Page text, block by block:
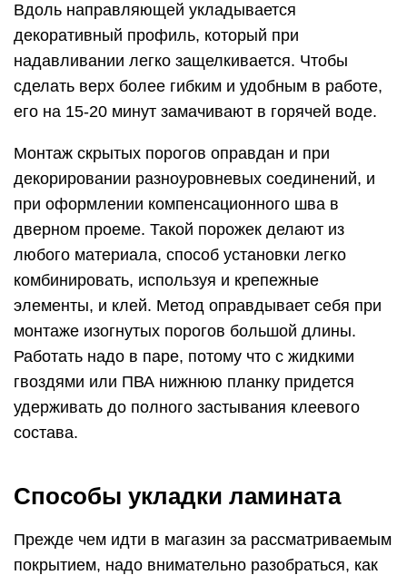
Вдоль направляющей укладывается
декоративный профиль, который при
надавливании легко защелкивается. Чтобы
сделать верх более гибким и удобным в работе,
его на 15-20 минут замачивают в горячей воде.
Монтаж скрытых порогов оправдан и при
декорировании разноуровневых соединений, и
при оформлении компенсационного шва в
дверном проеме. Такой порожек делают из
любого материала, способ установки легко
комбинировать, используя и крепежные
элементы, и клей. Метод оправдывает себя при
монтаже изогнутых порогов большой длины.
Работать надо в паре, потому что с жидкими
гвоздями или ПВА нижнюю планку придется
удерживать до полного застывания клеевого
состава.
Способы укладки ламината
Прежде чем идти в магазин за рассматриваемым
покрытием, надо внимательно разобраться, как